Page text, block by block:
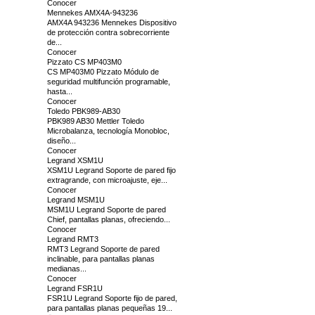
Conocer
Mennekes AMX4A-943236
AMX4A 943236 Mennekes Dispositivo
de protección contra sobrecorriente
de...
Conocer
Pizzato CS MP403M0
CS MP403M0 Pizzato Módulo de
seguridad multifunción programable,
hasta...
Conocer
Toledo PBK989-AB30
PBK989 AB30 Mettler Toledo
Microbalanza, tecnología Monobloc,
diseño...
Conocer
Legrand XSM1U
XSM1U Legrand Soporte de pared fijo
extragrande, con microajuste, eje...
Conocer
Legrand MSM1U
MSM1U Legrand Soporte de pared
Chief, pantallas planas, ofreciendo...
Conocer
Legrand RMT3
RMT3 Legrand Soporte de pared
inclinable, para pantallas planas
medianas...
Conocer
Legrand FSR1U
FSR1U Legrand Soporte fijo de pared,
para pantallas planas pequeñas 19...